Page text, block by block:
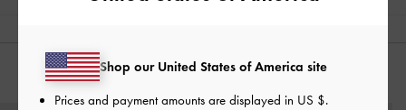
Shop our United States of America site
Prices and payment amounts are displayed in US $.